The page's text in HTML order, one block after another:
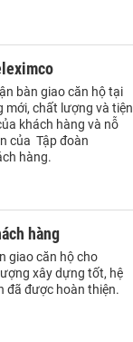
bàn giao căn hộ tại
mới, chất lượng và tiện
khách hàng và nỗ
của Tập đoàn
hàng.
hàng
giao căn hộ cho
xây dựng tốt, hệ
đã được hoàn thiện.